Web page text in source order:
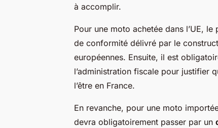
à accomplir.
Pour une moto achetée dans l’UE,
de conformité délivré par le
européennes. Ensuite, il est
l’administration fiscale pour justifier
l’être en France.
En revanche, pour une moto
devra obligatoirement passer par un